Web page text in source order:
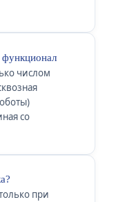
числом
со
при